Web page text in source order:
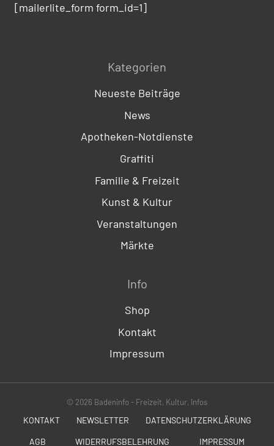
[mailerlite_form form_id=1]
Kategorien
Neueste Beiträge
News
Apotheken-Notdienste
Graffiti
Familie & Freizeit
Kunst & Kultur
Veranstaltungen
Märkte
Info
Shop
Kontakt
Impressum
© 2026 Badeninfo - Freizeit, Kultur, Infos
KONTAKT NEWSLETTER DATENSCHUTZERKLÄRUNG
AGB WIDERRUFSBELEHRUNG IMPRESSUM